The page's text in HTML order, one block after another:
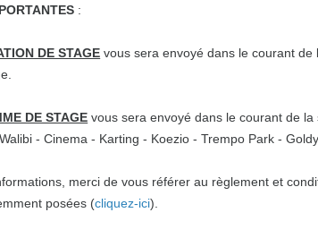
:
DE STAGE vous sera envoyé dans le courant
DE STAGE vous sera envoyé dans le courant de
- Cinema - Karting - Koezio - Trempo Park -
merci de vous référer au règlement et
posées (cliquez-ici).